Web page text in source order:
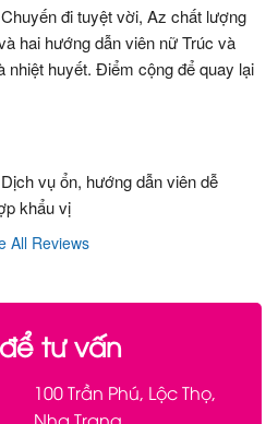
Chuyến đi tuyệt vời, Az chất lượng
hai hướng dẫn viên nữ Trúc và
nhiệt huyết. Điểm cộng để quay lại
Dịch vụ ổn, hướng dẫn viên dễ
khẩu vị
All Reviews
tư vấn
100 Trần Phú, Lộc Thọ,